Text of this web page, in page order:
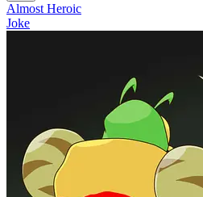
Almost Heroic
Joke